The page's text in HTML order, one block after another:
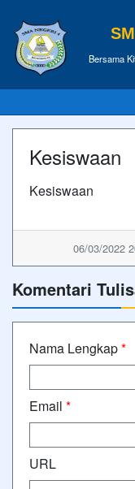
Bersama
Kesiswaan
Kesiswaan
06/03/2022
Komentari
Nama Lengkap*
Email *
URL